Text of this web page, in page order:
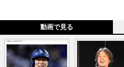
動画で見る